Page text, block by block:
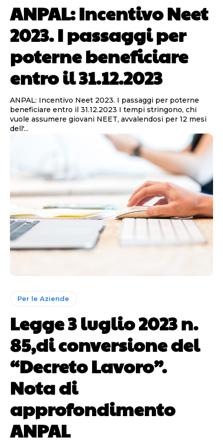
ANPAL: Incentivo Neet
2023. I passaggi per
poterne beneficiare
entro il 31.12.2023
ANPAL: Incentivo Neet 2023. I passaggi per poterne
beneficiare entro il 31.12.2023 I tempi stringono, chi
vuole assumere giovani NEET, avvalendosi per 12 mesi
dell'...
Per le Aziende
Legge 3 luglio 2023 n.
85,di conversione del
“Decreto Lavoro”.
Nota di
approfondimento
ANPAL